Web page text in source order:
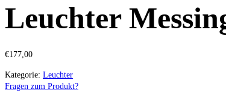
Leuchter
€177,00
Kategorie: Leuchter
Fragen zum Produkt?